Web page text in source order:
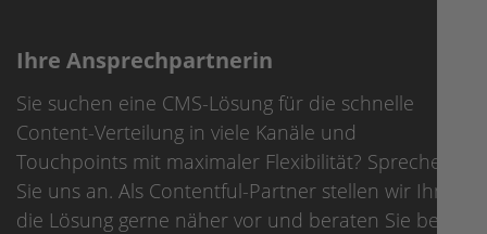
Ihre Ansprechpartnerin
Sie suchen eine CMS-Lösung für die schnelle
Content-Verteilung in viele Kanäle und
Touchpoints mit maximaler Flexibilität? Sprechen
Sie uns an. Als Contentful-Partner stellen wir Ihnen
die Lösung gerne näher vor und beraten Sie bei